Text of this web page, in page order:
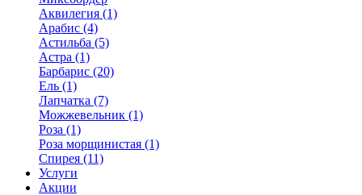
Аквилегия (1)
Арабис (4)
Астильба (5)
Астра (1)
Барбарис (20)
Ель (1)
Лапчатка (7)
Можжевельник (1)
Роза (1)
Роза морщинистая (1)
Спирея (11)
Услуги
Акции